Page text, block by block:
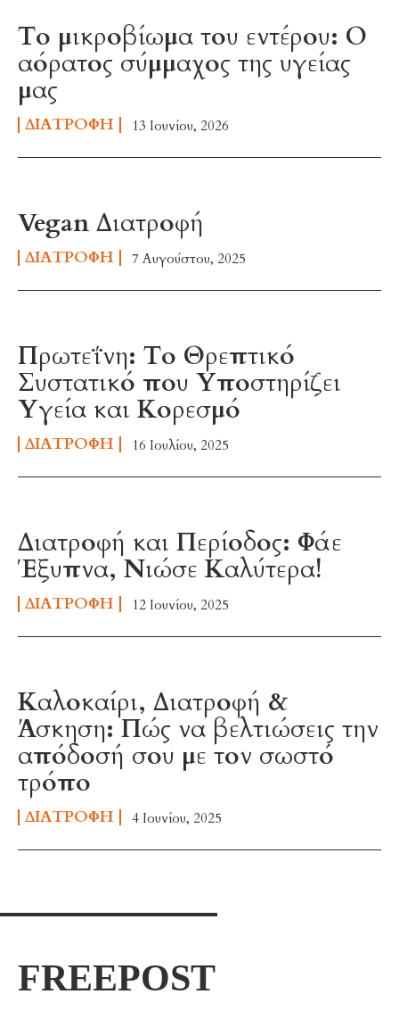
Το μικροβίωμα του εντέρου: Ο
αόρατος σύμμαχος της υγείας
μας
ΔΙΑΤΡΟΦΉ 13 Ιουνίου, 2026
Vegan Διατροφή
ΔΙΑΤΡΟΦΉ 7 Αυγούστου, 2025
Πρωτεΐνη: Το Θρεπτικό
Συστατικό που Υποστηρίζει
Υγεία και Κορεσμό
ΔΙΑΤΡΟΦΉ 16 Ιουλίου, 2025
Διατροφή και Περίοδος: Φάε
Έξυπνα, Νιώσε Καλύτερα!
ΔΙΑΤΡΟΦΉ 12 Ιουνίου, 2025
Καλοκαίρι, Διατροφή &
Άσκηση: Πώς να βελτιώσεις την
απόδοσή σου με τον σωστό
τρόπο
ΔΙΑΤΡΟΦΉ 4 Ιουνίου, 2025
FREEPOST